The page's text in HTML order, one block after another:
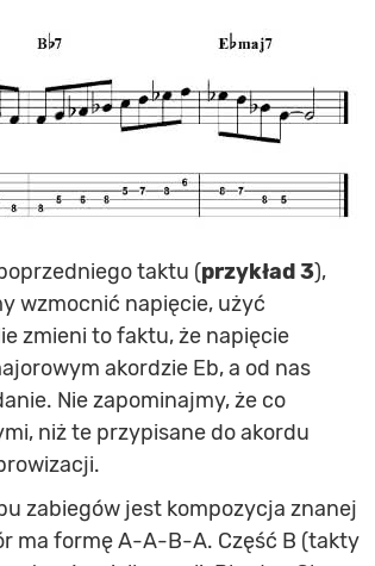
taktu (przykład 3),
wzmocnić napięcie, użyć
zmieni to faktu, że napięcie
akordzie Eb, a od nas
Nie zapominajmy, że co
niż te przypisane do akordu
zabiegów jest kompozycja znanej
ma formę A-A-B-A. Część B (takty